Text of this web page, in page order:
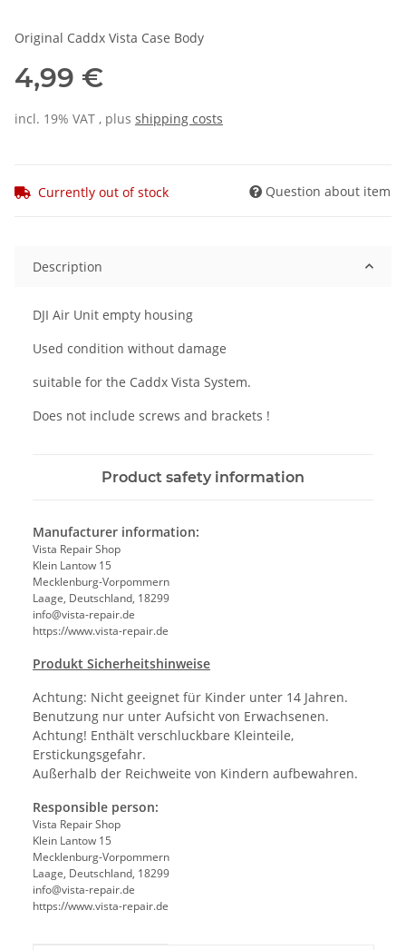
Original Caddx Vista Case Body
4,99 €
incl. 19% VAT , plus shipping costs
Currently out of stock Question about item
Description
DJI Air Unit empty housing
Used condition without damage
suitable for the Caddx Vista System.
Does not include screws and brackets !
Product safety information
Manufacturer information:
Vista Repair Shop
Klein Lantow 15
Mecklenburg-Vorpommern
Laage, Deutschland, 18299
info@vista-repair.de
https://www.vista-repair.de
Produkt Sicherheitshinweise
Achtung: Nicht geeignet für Kinder unter 14 Jahren.
Benutzung nur unter Aufsicht von Erwachsenen.
Achtung! Enthält verschluckbare Kleinteile,
Erstickungsgefahr.
Außerhalb der Reichweite von Kindern aufbewahren.
Responsible person:
Vista Repair Shop
Klein Lantow 15
Mecklenburg-Vorpommern
Laage, Deutschland, 18299
info@vista-repair.de
https://www.vista-repair.de